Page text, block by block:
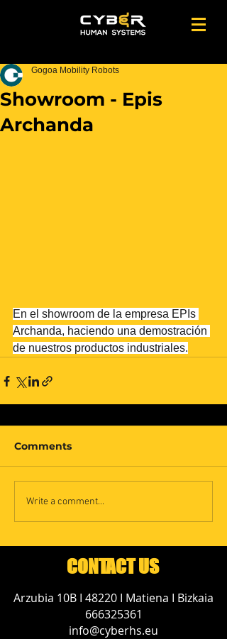
Showroom - Epis
Archanda
Gogoa Mobility Robots
En el showroom de la empresa EPIs
Archanda, haciendo una demostración
de nuestros productos industriales.
Comments
Write a comment...
CONTACT US
Arzubia 10B I 48220 I Matiena I Bizkaia
666325361
info@cyberhs.eu